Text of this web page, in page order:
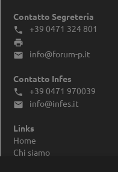
Contatto Segreteria
 +39 0471 324 801


info@forum-p.it
Contatto Infes
 +39 0471 970039
 info@infes.it
Links
Home
Chi siamo